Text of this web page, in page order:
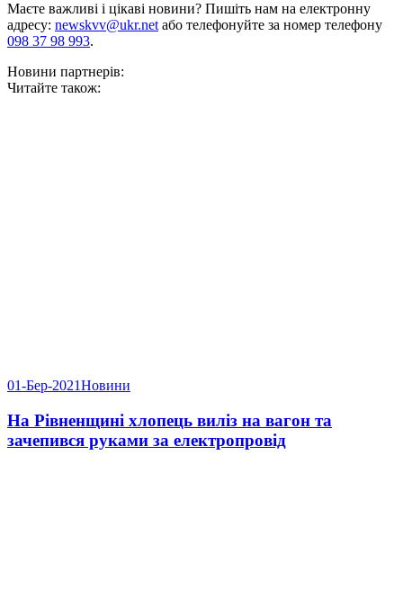
Маєте важливі і цікаві новини? Пишіть нам на електронну
адресу: newskvv@ukr.netабо телефонуйте за номер телефону
098 37 98 993.
Новини партнерів:
Читайте також:
01-Бер-2021Новини
На Рівненщині хлопець виліз на вагон та
зачепився руками за електропровід